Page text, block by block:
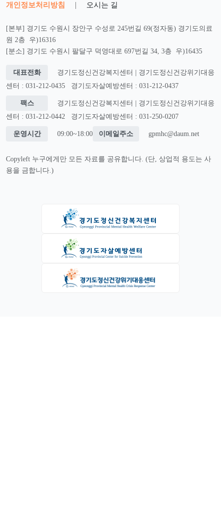
개인정보처리방침 | 오시는 길
[본부] 경기도 수원시 장안구 수성로 245번길 69(정자동) 경기도의료
원 2층 우)16316
[분소] 경기도 수원시 팔달구 덕영대로 697번길 34, 3층 우)16435
대표전화
경기도정신건강복지센터 | 경기도정신건강위기대응
센터 : 031-212-0435
경기도자살예방센터 : 031-212-0437
팩스
경기도정신건강복지센터 | 경기도정신건강위기대응
센터 : 031-212-0442
경기도자살예방센터 : 031-250-0207
운영시간 09:00~18:00 이메일주소 gpmhc@daum.net
Copyleft 누구에게만 모든 자료를 공유합니다. (단, 상업적 용도는 사
용을 금합니다.)